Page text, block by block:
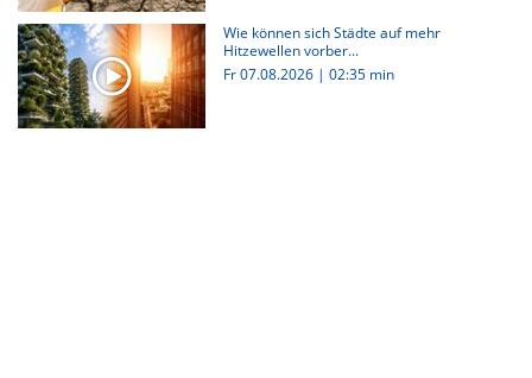
Wie können sich Städte auf mehr
Hitzewellen vorber...
Fr 07.08.2026 | 02:35 min